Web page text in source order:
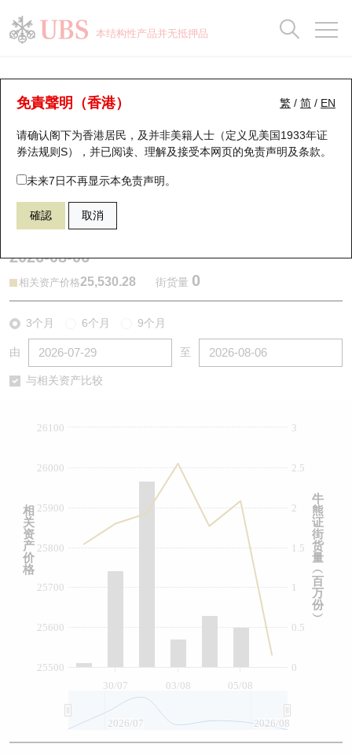
本结构性产品并无抵押品
繁 / 简 / EN
免責聲明（香港）
请确认阁下为香港居民，及并非美籍人士（定义见美国1933年证
券法规则S），并已阅读、理解及接受本网页的免责声明及条款。
未来7日不再显示本免责声明。
確認 取消
牛熊证分析仪
表现 街货统计 比较
67440 瑞银牛证 HSI 恒生指数
2026-08-06
相关资产价格25,530.28 街货量 0
3个月 6个月 9个月
由 至
与相关资产比较
30/07 03/08 05/08
0
0.5
1
1.5
2
2.5
3
25500
25600
25700
25800
25900
26000
26100
2026/07 2026/08
牛
熊
证
街
货
量
︵
百
万
份
︶
相
关
资
产
价
格
瑞银认股证一览
新发行瑞银认股证
即将到期认股证
认股证到期结算价查找
认股证分析仪
认股证/牛熊证日志
街货统计
比较
牛熊全景快搜
牛熊证搜寻
牛熊证街货分布图
正股牛熊证列表
新发行瑞银牛熊证
牛熊证到期结算价查找
牛熊证文件及公告 (瑞信)
街货统计
比较
十大升幅/跌幅
十大认股证成交分布
十天股证占大市成交
资金流
街货统计
正股分析仪
二十大活跃股份
恒指成份股
国指成份股
科指成份股
中资ETFs溢价比较
收市竞价变化
持股比重
显示所有持股比重
每月轮证大市专题
轮证专栏
讲座及教育短片
认股证投资者教育
牛熊证投资者教育